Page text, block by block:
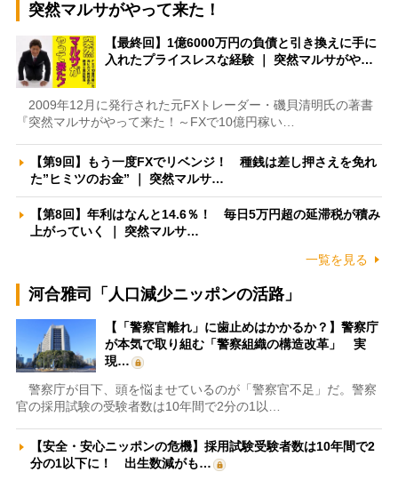
突然マルサがやって来た！
【最終回】1億6000万円の負債と引き換えに手に
入れたプライスレスな経験 ｜ 突然マルサがや…
2009年12月に発行された元FXトレーダー・磯貝清明氏の著書
『突然マルサがやって来た！～FXで10億円稼い…
【第9回】もう一度FXでリベンジ！ 種銭は差し押さえを免れ
た”ヒミツのお金” ｜ 突然マルサ…
【第8回】年利はなんと14.6％！ 毎日5万円超の延滞税が積み
上がっていく ｜ 突然マルサ…
一覧を見る
河合雅司「人口減少ニッポンの活路」
【「警察官離れ」に歯止めはかかるか？】警察庁
が本気で取り組む「警察組織の構造改革」 実
現…
警察庁が目下、頭を悩ませているのが「警察官不足」だ。警察
官の採用試験の受験者数は10年間で2分の1以…
【安全・安心ニッポンの危機】採用試験受験者数は10年間で2
分の1以下に！ 出生数減がも…